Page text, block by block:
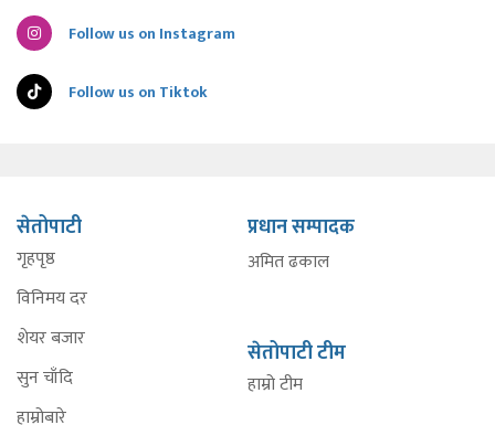
Follow us on Instagram
Follow us on Tiktok
सेतोपाटी
गृहपृष्ठ
विनिमय दर
शेयर बजार
सुन चाँदि
हाम्रोबारे
प्रधान सम्पादक
अमित ढकाल
सेतोपाटी टीम
हाम्रो टीम